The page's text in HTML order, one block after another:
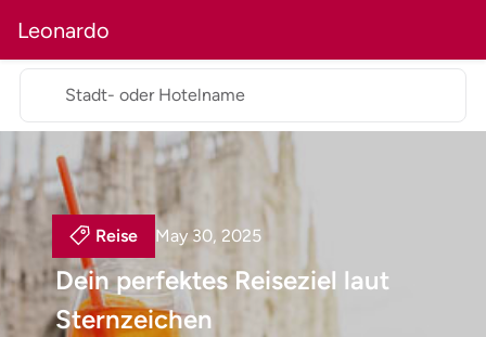
Leonardo
Reise May 30, 2025
Dein perfektes Reiseziel laut
Sternzeichen
Stadt- oder Hotelname